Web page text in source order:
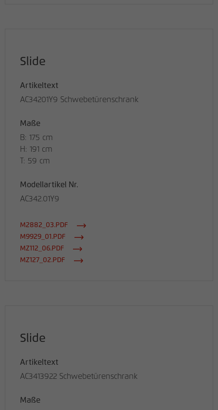
Slide
Artikeltext
AC34201Y9 Schwebetürenschrank
Maße
B: 175 cm
H: 191 cm
T: 59 cm
Modellartikel Nr.
AC342.01Y9
M2882_03.PDF
M9929_01.PDF
MZ112_06.PDF
MZ127_02.PDF
Slide
Artikeltext
AC3413922 Schwebetürenschrank
Maße